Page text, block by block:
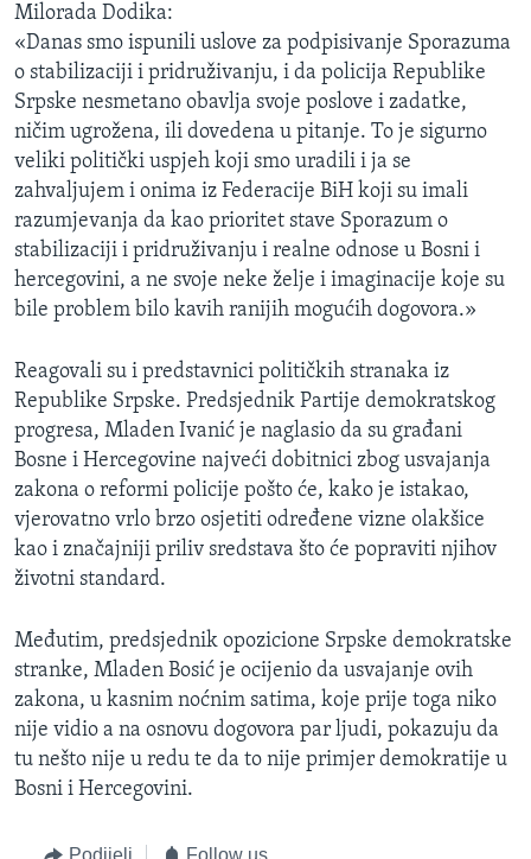
Milorada Dodika:
«Danas smo ispunili uslove za podpisivanje Sporazuma
o stabilizaciji i pridruživanju, i da policija Republike
Srpske nesmetano obavlja svoje poslove i zadatke,
ničim ugrožena, ili dovedena u pitanje. To je sigurno
veliki politički uspjeh koji smo uradili i ja se
zahvaljujem i onima iz Federacije BiH koji su imali
razumjevanja da kao prioritet stave Sporazum o
stabilizaciji i pridruživanju i realne odnose u Bosni i
hercegovini, a ne svoje neke želje i imaginacije koje su
bile problem bilo kavih ranijih mogućih dogovora.»
Reagovali su i predstavnici političkih stranaka iz
Republike Srpske. Predsjednik Partije demokratskog
progresa, Mladen Ivanić je naglasio da su građani
Bosne i Hercegovine najveći dobitnici zbog usvajanja
zakona o reformi policije pošto će, kako je istakao,
vjerovatno vrlo brzo osjetiti određene vizne olakšice
kao i značajniji priliv sredstava što će popraviti njihov
životni standard.
Međutim, predsjednik opozicione Srpske demokratske
stranke, Mladen Bosić je ocijenio da usvajanje ovih
zakona, u kasnim noćnim satima, koje prije toga niko
nije vidio a na osnovu dogovora par ljudi, pokazuju da
tu nešto nije u redu te da to nije primjer demokratije u
Bosni i Hercegovini.
Podijeli Follow us